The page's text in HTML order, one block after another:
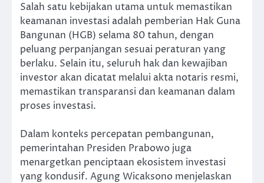
Salah satu kebijakan utama untuk memastikan
keamanan investasi adalah pemberian Hak Guna
Bangunan (HGB) selama 80 tahun, dengan
peluang perpanjangan sesuai peraturan yang
berlaku. Selain itu, seluruh hak dan kewajiban
investor akan dicatat melalui akta notaris resmi,
memastikan transparansi dan keamanan dalam
proses investasi.
Dalam konteks percepatan pembangunan,
pemerintahan Presiden Prabowo juga
menargetkan penciptaan ekosistem investasi
yang kondusif. Agung Wicaksono menjelaskan